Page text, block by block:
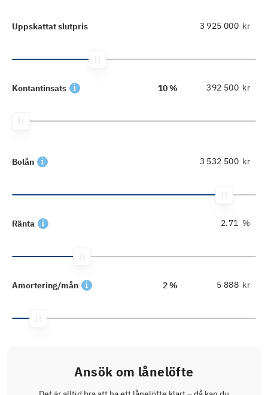
Uppskattat slutpris kr
Kontantinsats 10 % kr
Bolån kr
Ränta %
Amortering/mån 2 % kr
Ansök om lånelöfte